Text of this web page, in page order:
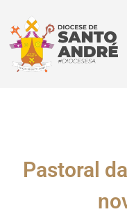
Pastoral